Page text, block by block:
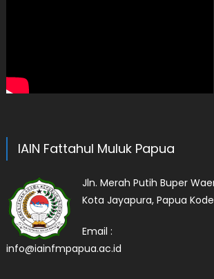
IAIN Fattahul Muluk Papua
Jln. Merah Putih Buper
Kota Jayapura, Papua
Email :
info@iainfmpapua.ac.id